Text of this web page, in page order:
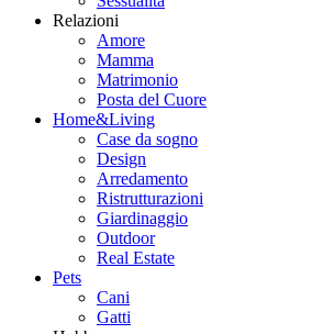
Relazioni
Amore
Mamma
Matrimonio
Posta del Cuore
Home&Living
Case da sogno
Design
Arredamento
Ristrutturazioni
Giardinaggio
Outdoor
Real Estate
Pets
Cani
Gatti